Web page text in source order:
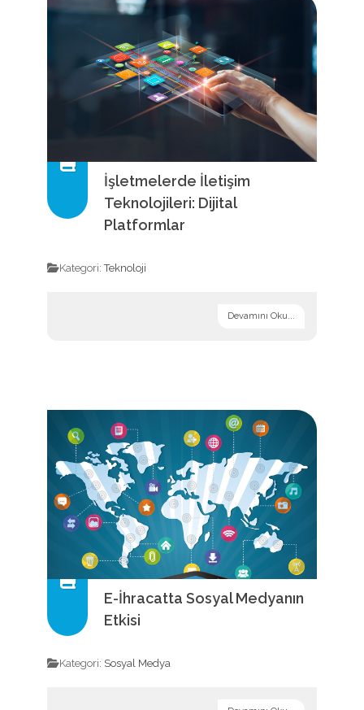
İşletmelerde İletişim
Teknolojileri: Dijital
Platformlar
Kategori:Teknoloji
Devamını Oku...
E-İhracatta Sosyal Medyanın
Etkisi
Kategori: Sosyal Medya